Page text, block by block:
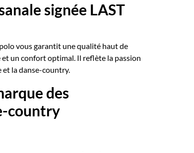
signée LAST
vous garantit une qualité haut de
un confort optimal. Il reflète la passion
et la danse-country.
des
country